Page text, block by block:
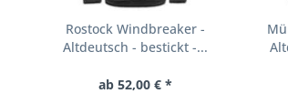
Rostock Windbreaker -
Altdeutsch - bestickt -...
ab 52,00 € *